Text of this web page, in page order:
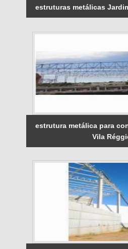
estruturas metálicas
estrutura metálica para
Vila